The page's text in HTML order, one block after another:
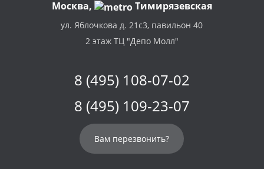
Москва, Тимирязевская
ул. Яблочкова д. 21с3, павильон 40
2 этаж ТЦ "Депо Молл"
8 (495) 108-07-02
8 (495) 109-23-07
Вам перезвонить?